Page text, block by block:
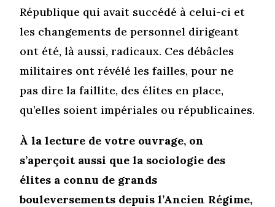
République qui avait succédé à celui-ci et
les changements de personnel dirigeant
ont été, là aussi, radicaux. Ces débâcles
militaires ont révélé les failles, pour ne
pas dire la faillite, des élites en place,
qu’elles soient impériales ou républicaines.
À la lecture de votre ouvrage, on
s’aperçoit aussi que la sociologie des
élites a connu de grands
bouleversements depuis l’Ancien Régime,